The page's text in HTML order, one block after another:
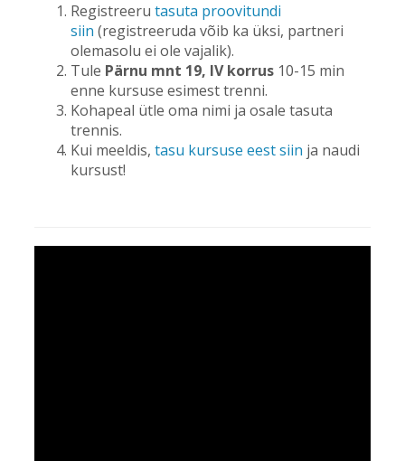
Registreeru tasuta proovitundi
siin (registreeruda võib ka üksi, partneri
olemasolu ei ole vajalik).
Tule Pärnu mnt 19, IV korrus 10-15 min
enne kursuse esimest trenni.
Kohapeal ütle oma nimi ja osale tasuta
trennis.
Kui meeldis, tasu kursuse eest siin ja naudi
kursust!